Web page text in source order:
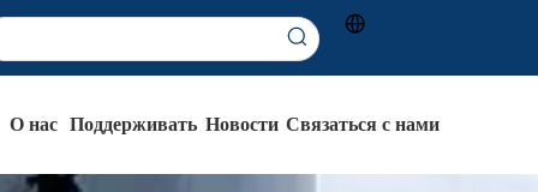
О нас Поддерживать Новости Связаться с нами